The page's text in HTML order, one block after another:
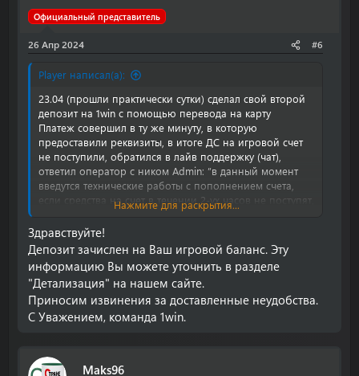
Официальный представитель
26 Апр 2024 #6
Player написал(а):
23.04 (прошли практически сутки) сделал свой второй
депозит на 1win с помощью перевода на карту
Платеж совершил в ту же минуту, в которую
предоставили реквизиты, в итоге ДС на игровой счет
не поступили, обратился в лайв поддержку (чат),
ответил оператор с ником Admin: “в данный момент
введутся технические работы с пополнением счета,
если средства на счет в течении 2-ух часов не поступят,
Спустя 2 часа все тоже самое, ожидаешь ответа в
поддержке от 40 минут, отписка оператора по
шаблону, средств нет, в детализации аккаунта данный
платеж с крестиком «отклонен».
Номер телефона, который указан на сайте не отвечает,
Номер счета: 72407441
Нажмите для раскрытия...
Здравствуйте!
Депозит зачислен на Ваш игровой баланс. Эту
информацию Вы можете уточнить в разделе
"Детализация" на нашем сайте.
Приносим извинения за доставленные неудобства.
С Уважением, команда 1win.
Maks96